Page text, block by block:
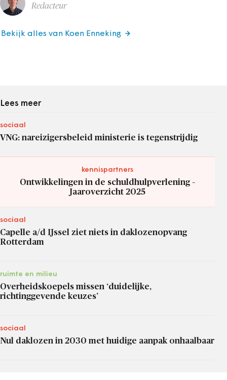
Redacteur
Bekijk alles van Koen Enneking
Lees meer
sociaal
VNG: nareizigersbeleid ministerie is tegenstrijdig
kennispartners
Ontwikkelingen in de schuldhulpverlening –
Jaaroverzicht 2025
sociaal
Capelle a/d IJssel ziet niets in daklozenopvang
Rotterdam
ruimte en milieu
Overheidskoepels missen ‘duidelijke,
richtinggevende keuzes’
sociaal
Nul daklozen in 2030 met huidige aanpak onhaalbaar